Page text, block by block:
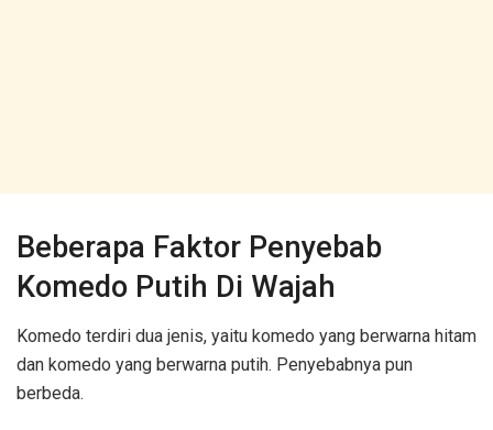
Beberapa Faktor Penyebab
Komedo Putih Di Wajah
Komedo terdiri dua jenis, yaitu komedo yang berwarna hitam
dan komedo yang berwarna putih. Penyebabnya pun
berbeda.